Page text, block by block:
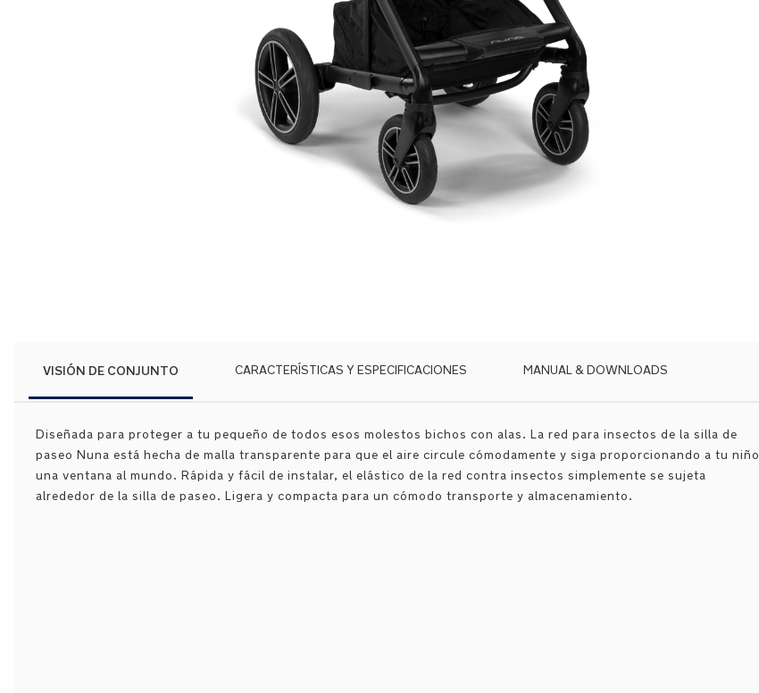
VISIÓN DE CONJUNTO
Diseñada para proteger a tu pequeño de todos esos molestos bichos con alas. La red para insectos de la silla de
paseo Nuna está hecha de malla transparente para que el aire circule cómodamente y siga proporcionando a tu niño
una ventana al mundo. Rápida y fácil de instalar, el elástico de la red contra insectos simplemente se sujeta
alrededor de la silla de paseo. Ligera y compacta para un cómodo transporte y almacenamiento.
CARACTERÍSTICAS Y ESPECIFICACIONES MANUAL & DOWNLOADS